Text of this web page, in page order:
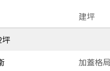
建坪
坪
加蓋格局